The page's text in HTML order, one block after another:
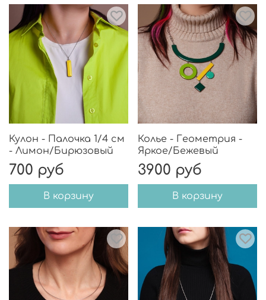
Кулон - Палочка 1/4 см
- Лимон/Бирюзовый
700 руб
В корзину
Колье - Геометрия -
Яркое/Бежевый
3900 руб
В корзину